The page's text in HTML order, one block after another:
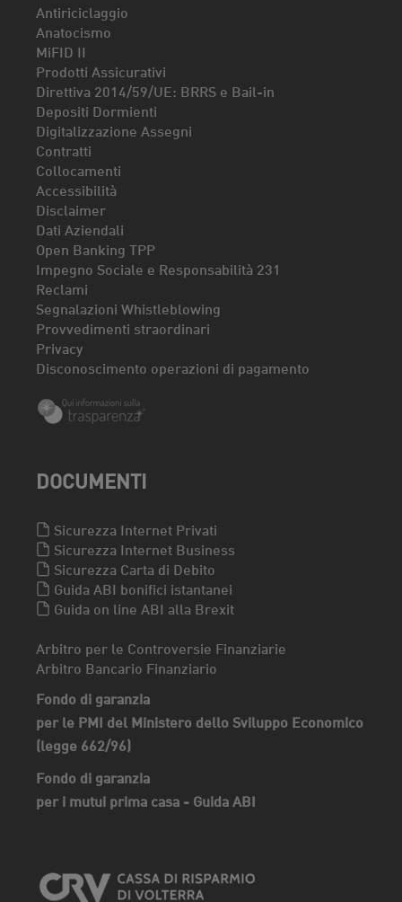
Antiriciclaggio
Anatocismo
MiFID II
Prodotti Assicurativi
Direttiva 2014/59/UE: BRRS e Bail-in
Depositi Dormienti
Digitalizzazione Assegni
Contratti
Collocamenti
Accessibilità
Disclaimer
Dati Aziendali
Open Banking TPP
Impegno Sociale e Responsabilità 231
Reclami
Segnalazioni Whistleblowing
Provvedimenti straordinari
Privacy
Disconoscimento operazioni di pagamento
DOCUMENTI
Sicurezza Internet Privati
Sicurezza Internet Business
Sicurezza Carta di Debito
Guida ABI bonifici istantanei
Guida on line ABI alla Brexit
Arbitro per le Controversie Finanziarie
Arbitro Bancario Finanziario
Fondo di garanzia
per le PMI del Ministero dello Sviluppo Economico
(legge 662/96)
Fondo di garanzia
per i mutui prima casa - Guida ABI